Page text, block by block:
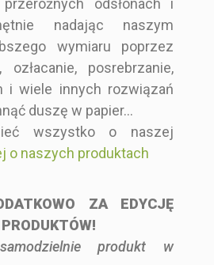
odsłonach i
nadając naszym
wymiaru poprzez
ozłacanie, posrebrzanie,
wiele innych rozwiązań
duszę w papier...
wszystko o naszej
o naszych produktach
ZA EDYCJĘ
produkt w